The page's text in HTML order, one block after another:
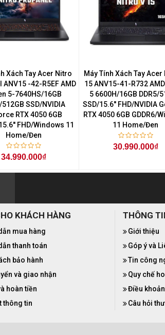
Xách Tay Acer Nitro
ANV15 -42-R5EF AMD
5-7640HS/16GB
512GB SSD/NVIDIA
RTX 4050 6GB
FHD/Windows 11
Home/Đen
34.990.000₫
Máy Tính Xách Tay Acer
15 ANV15-41-R732
5 6600H/16GB DDR5/
SSD/15.6'' FHD/NVIDIA
RTX 4050 6GB GDDR6/
11 Home/Đen
30.990.000₫
KHÁCH HÀNG
mua hàng
thanh toán
bảo hành
và giao nhận
hoàn tiền
thông tin
THÔNG
Giới thiệu
Góp ý và
Tin công
Quy chế
Điều
Câu hỏi